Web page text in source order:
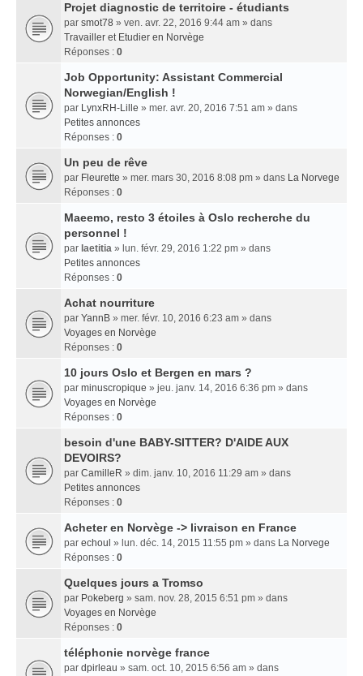
Projet diagnostic de territoire - étudiants
par smot78 » ven. avr. 22, 2016 9:44 am » dans
Travailler et Etudier en Norvège
Réponses : 0
Job Opportunity: Assistant Commercial
Norwegian/English !
par LynxRH-Lille » mer. avr. 20, 2016 7:51 am » dans
Petites annonces
Réponses : 0
Un peu de rêve
par Fleurette » mer. mars 30, 2016 8:08 pm » dans La Norvege
Réponses : 0
Maeemo, resto 3 étoiles à Oslo recherche du
personnel !
par laetitia » lun. févr. 29, 2016 1:22 pm » dans
Petites annonces
Réponses : 0
Achat nourriture
par YannB » mer. févr. 10, 2016 6:23 am » dans
Voyages en Norvège
Réponses : 0
10 jours Oslo et Bergen en mars ?
par minuscropique » jeu. janv. 14, 2016 6:36 pm » dans
Voyages en Norvège
Réponses : 0
besoin d'une BABY-SITTER? D'AIDE AUX
DEVOIRS?
par CamilleR » dim. janv. 10, 2016 11:29 am » dans
Petites annonces
Réponses : 0
Acheter en Norvège -> livraison en France
par echoul » lun. déc. 14, 2015 11:55 pm » dans La Norvege
Réponses : 0
Quelques jours a Tromso
par Pokeberg » sam. nov. 28, 2015 6:51 pm » dans
Voyages en Norvège
Réponses : 0
téléphonie norvège france
par dpirleau » sam. oct. 10, 2015 6:56 am » dans